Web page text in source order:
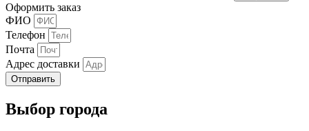
Оформить заказ
ФИО
Телефон
Почта
Адрес доставки
Отправить
Выбор города